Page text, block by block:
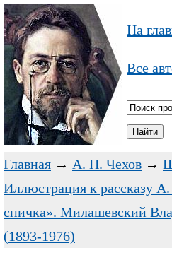
На
Все
Главная → А. П. Чехов →
Иллюстрация к рассказу
спичка». Милашевский
(1893-1976)